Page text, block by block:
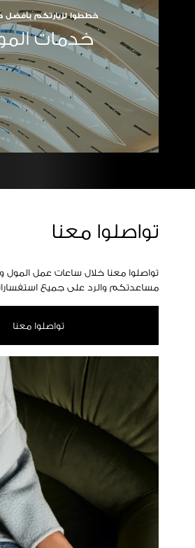
خططوا لزيارتكم بأفضل
خدمات
تواصلوا معنا
تواصلوا معنا خلال ساعات عمل المول
مساعدتكم والرد على جميع
تواصلوا معنا